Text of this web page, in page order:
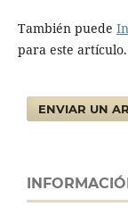
También puede
para este artículo.
ENVIAR UN